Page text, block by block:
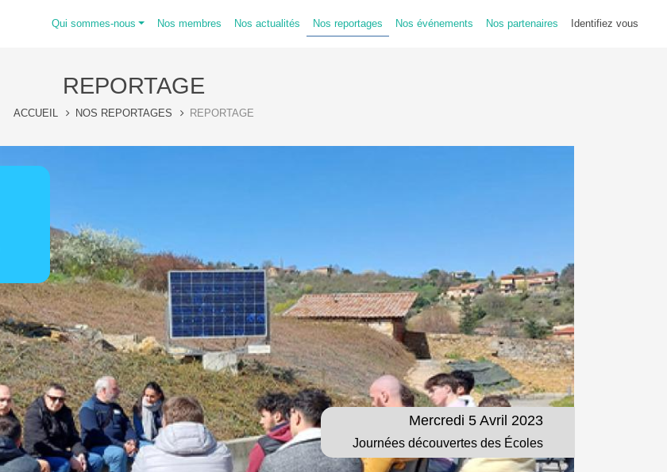
Qui sommes-nous Nos membres Nos actualités Nos reportages Nos événements Nos partenaires Identifiez vous
REPORTAGE
ACCUEIL NOS REPORTAGES REPORTAGE
Mercredi 5 Avril 2023
Journées découvertes des Écoles